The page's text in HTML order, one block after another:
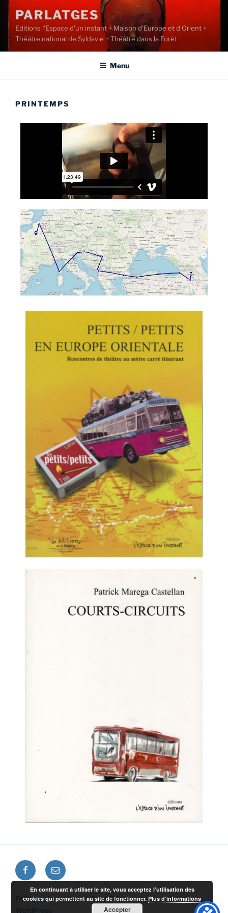
PARLATGES
Editions l'Espace d'un instant + Maison d'Europe et d'Orient +
Théâtre national de Syldavie + Théâtre dans la Forêt
Menu
PRINTEMPS
Politique de confidentialité
Fièrement propulsé par
WordPress
En continuant à utiliser le site, vous acceptez l’utilisation des
cookies qui permettent au site de fonctionner.Plus d’informations
Accepter